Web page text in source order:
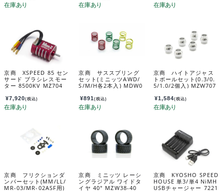
京商 XSPEED 85 セン
サード ブラシレスモー
ター 8500KV MZ704
¥7,920(税込)
京商 サススプリング
セット(ミニッツAWD/
S/M/H各2本入) MDW0
¥891(税込)
京商 ハイトアジャス
トボールセット(0.3/0.
5/1.0/2個入) MZW707
¥1,584(税込)
京商 フリクションダ
ンパーセット(MM/LL/
MR-03/MR-02ASF用)
京商 ミニッツ レーシ
ングラジアル ワイドタ
イヤ 40° MZW38-40
京商 KYOSHO SPEED
HOUSE 単3/単4 NiMH
USBチャージャー 7221